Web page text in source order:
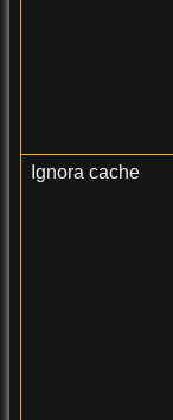
Ignora cache